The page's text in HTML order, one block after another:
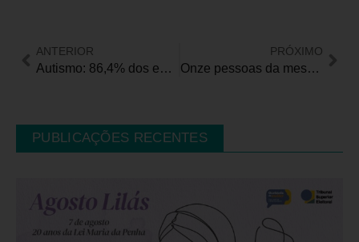
ANTERIOR
Autismo: 86,4% dos entrevistados nunca receberam treinamentos sobre neurodiversidade no ambiente de trabalho
PRÓXIMO
Onze pessoas da mesma família são afetadas por doença rara degenerativa
PUBLICAÇÕES RECENTES